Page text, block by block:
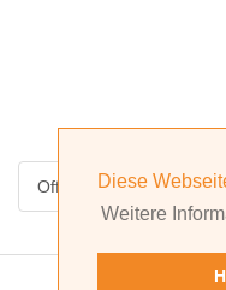
Diese
Weitere
Offizielle Homepage